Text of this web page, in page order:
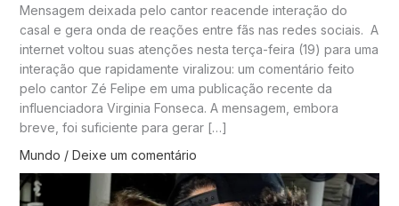
Mensagem deixada pelo cantor reacende interação do
casal e gera onda de reações entre fãs nas redes sociais. A
internet voltou suas atenções nesta terça-feira (19) para uma
interação que rapidamente viralizou: um comentário feito
pelo cantor Zé Felipe em uma publicação recente da
influenciadora Virginia Fonseca. A mensagem, embora
breve, foi suficiente para gerar […]
Mundo / Deixe um comentário